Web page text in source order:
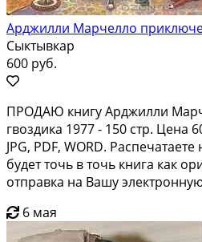
Арджилли Марчелло
Сыктывкар
600 руб.
ПРОДАЮ книгу Арджилли
гвоздика 1977 - 150 стр.
JPG, PDF, WORD.
будет точь в точь книга как
отправка на Вашу
6 мая